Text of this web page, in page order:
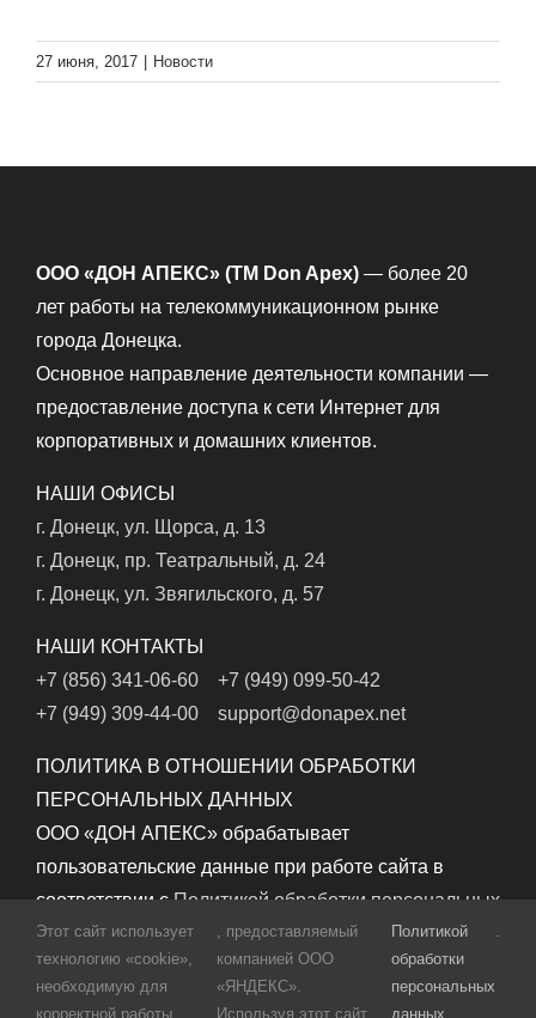
27 июня, 2017 Новости
ООО «ДОН АПЕКС» (TM Don Apex) — более 20
лет работы на телекоммуникационном рынке
города Донецка.
Основное направление деятельности компании —
предоставление доступа к сети Интернет для
корпоративных и домашних клиентов.
НАШИ ОФИСЫ
г. Донецк, ул. Щорса, д. 13
г. Донецк, пр. Театральный, д. 24
г. Донецк, ул. Звягильского, д. 57
НАШИ КОНТАКТЫ
+7 (856) 341-06-60
+7 (949) 099-50-42
+7 (949) 309-44-00
support@donapex.net
ПОЛИТИКА В ОТНОШЕНИИ ОБРАБОТКИ
ПЕРСОНАЛЬНЫХ ДАННЫХ
ООО «ДОН АПЕКС» обрабатывает
пользовательские данные при работе сайта в
соответствии с Политикой обработки персональных
данных.
Этот сайт использует
технологию «cookie»,
необходимую для
корректной работы
, предоставляемый
компанией ООО
«ЯНДЕКС».
Используя этот сайт,
Политикой
обработки
персональных
данных